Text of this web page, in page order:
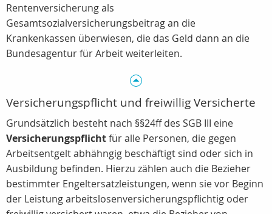
Rentenversicherung als
Gesamtsozialversicherungsbeitrag an die
Krankenkassen überwiesen, die das Geld dann an die
Bundesagentur für Arbeit weiterleiten.
Versicherungspflicht und freiwillig Versicherte
Grundsätzlich besteht nach §§24ff des SGB III eine
Versicherungspflichtfür alle Personen, die gegen
Arbeitsentgelt abhähngig beschäftigt sind oder sich in
Ausbildung befinden. Hierzu zählen auch die Bezieher
bestimmter Engeltersatzleistungen, wenn sie vor Beginn
der Leistung arbeitslosenversicherungspflichtig oder